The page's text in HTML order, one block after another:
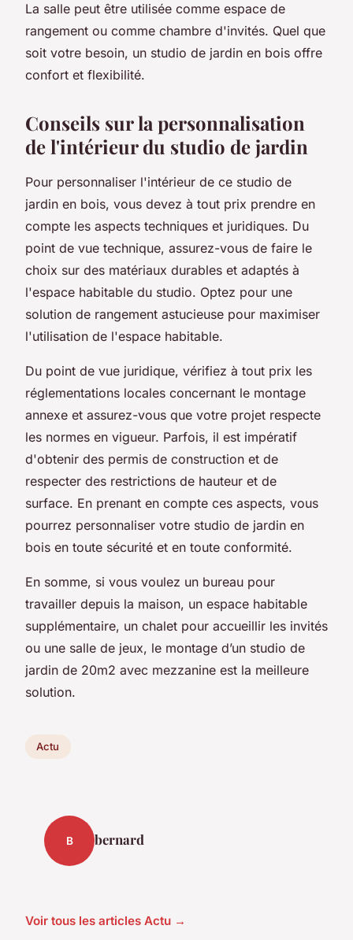
La salle peut être utilisée comme espace de
rangement ou comme chambre d'invités. Quel que
soit votre besoin, un studio de jardin en bois offre
confort et flexibilité.
Conseils sur la personnalisation
de l'intérieur du studio de jardin
Pour personnaliser l'intérieur de ce studio de
jardin en bois, vous devez à tout prix prendre en
compte les aspects techniques et juridiques. Du
point de vue technique, assurez-vous de faire le
choix sur des matériaux durables et adaptés à
l'espace habitable du studio. Optez pour une
solution de rangement astucieuse pour maximiser
l'utilisation de l'espace habitable.
Du point de vue juridique, vérifiez à tout prix les
réglementations locales concernant le montage
annexe et assurez-vous que votre projet respecte
les normes en vigueur. Parfois, il est impératif
d'obtenir des permis de construction et de
respecter des restrictions de hauteur et de
surface. En prenant en compte ces aspects, vous
pourrez personnaliser votre studio de jardin en
bois en toute sécurité et en toute conformité.
En somme, si vous voulez un bureau pour
travailler depuis la maison, un espace habitable
supplémentaire, un chalet pour accueillir les invités
ou une salle de jeux, le montage d’un studio de
jardin de 20m2 avec mezzanine est la meilleure
solution.
Actu
B bernard
Voir tous les articles Actu →